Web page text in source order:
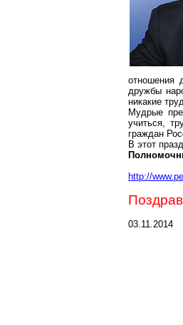
отношения
дружбы
никакие
Мудрые
учиться,
граждан
В этот
http://
03.11.2014